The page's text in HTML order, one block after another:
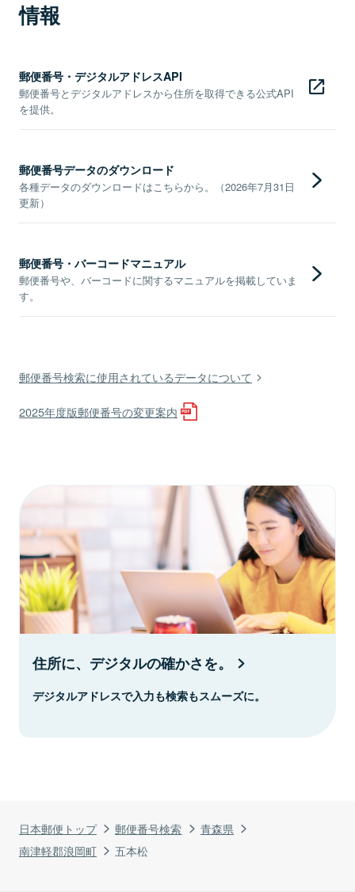
日本郵便トップ 郵便番号検索
青森県
南津軽郡浪岡町
五本松
情報
郵便番号・デジタルアドレスAPI
郵便番号とデジタルアドレスから住所を取得できる公式API
を提供。
郵便番号データのダウンロード
各種データのダウンロードはこちらから。（2026年7月31日
更新）
郵便番号・バーコードマニュアル
郵便番号や、バーコードに関するマニュアルを掲載していま
す。
郵便番号検索に使用されているデータについて
2025年度版郵便番号の変更案内
住所に、デジタルの確かさを。
デジタルアドレスで入力も検索もスムーズに。